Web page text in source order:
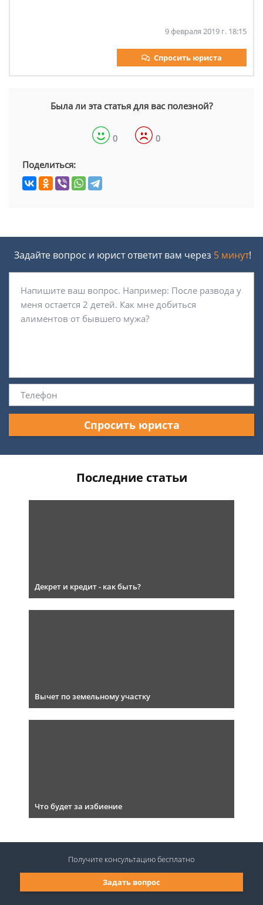
9 февраля 2019 г. 18:15
Спросить юриста
Была ли эта статья для вас полезной?
0 0
Поделиться:
Задайте вопрос и юрист ответит вам через 5 минут!
Спросить юриста
Последние статьи
Декрет и кредит - как быть?
Вычет по земельному участку
Что будет за избиение
Задать вопрос
Получите консультациюбесплатно